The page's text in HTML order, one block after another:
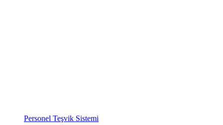
Personel Teşvik Sistemi